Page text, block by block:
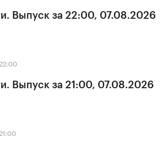
Выпуск за 22:00, 07.08.2026
Выпуск за 21:00, 07.08.2026